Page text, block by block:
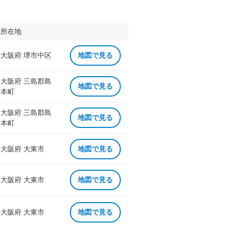
所在地
大阪府 堺市中区 地図で見る
大阪府 三島郡島
本町
地図で見る
大阪府 三島郡島
本町
地図で見る
大阪府 大東市 地図で見る
大阪府 大東市 地図で見る
大阪府 大東市 地図で見る